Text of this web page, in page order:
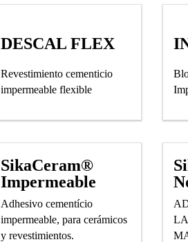
DESCAL FLEX
Revestimiento cementicio
impermeable flexible
SikaCeram®
Impermeable
Adhesivo cementício
impermeable, para cerámicos
y revestimientos.